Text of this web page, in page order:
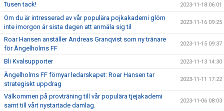
Tusen tack! 2023-11-18 06:01
Om du är intresserad av vår populära pojkakademi glöm
inte imorgon är sista dagen att anmäla sig til
2023-11-16 09:25
Roar Hansen anställer Andreas Granqvist som ny tränare
för Ängelholms FF
2023-11-15 09:37
Bli Kvalsupporter 2023-11-13 14:30
Ängelholms FF förnyar ledarskapet: Roar Hansen tar
strategiskt uppdrag
2023-11-11 17:22
Välkommen på provträning till vår populära tjejakademi
samt till vårt nystartade damlag.
2023-11-06 08:03